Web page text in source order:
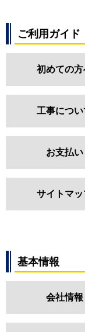
ご利用ガイド
初めての
工事につい
お支払い
サイトマ
基本情報
会社情報